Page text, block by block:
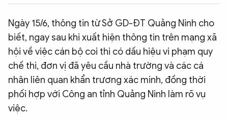
CÔNG NGHỆ
QUỐC TẾ
VĂN HÓA - THỂ THAO
BẠN ĐỌC & CAND
Ngày 15/6, thông tin từ Sở GD-ĐT Quảng Ninh cho
biết, ngay sau khi xuất hiện thông tin trên mạng xã
hội về việc cán bộ coi thi có dấu hiệu vi phạm quy
chế thi, đơn vị đã yêu cầu nhà trường và các cá
nhân liên quan khẩn trương xác minh, đồng thời
phối hợp với Công an tỉnh Quảng Ninh làm rõ vụ
việc.